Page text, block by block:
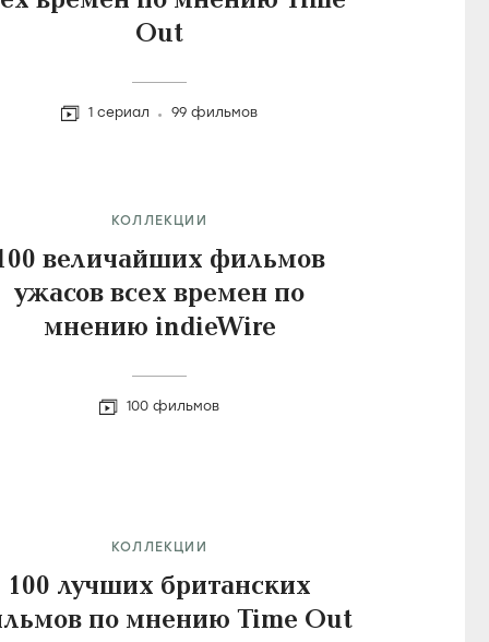
Out
1 сериал 99 фильмов
КОЛЛЕКЦИИ
величайших фильмов
ужасов всех времен по
мнению indieWire
100 фильмов
КОЛЛЕКЦИИ
100 лучших британских
по мнению Time Out